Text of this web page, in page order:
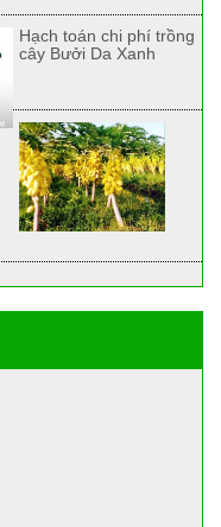
Hạch toán chi phí trồng
cây Bưởi Da Xanh